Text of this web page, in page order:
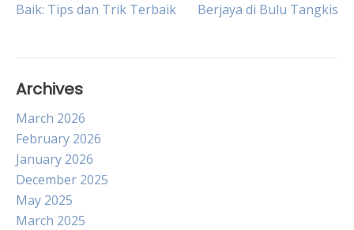
navigation
Baik: Tips dan Trik Terbaik
Berjaya di Bulu Tangkis
Archives
March 2026
February 2026
January 2026
December 2025
May 2025
March 2025